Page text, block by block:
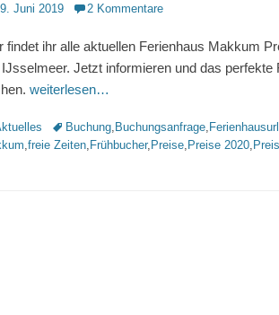
Juni 2019 2 Kommentare
findet ihr alle aktuellen Ferienhaus Makkum
Jetzt informieren und das perfekte
weiterlesen…
Schlagworte
Buchung, Buchungsanfrage,
,freie Zeiten, Frühbucher, Preise, Preise 2020,